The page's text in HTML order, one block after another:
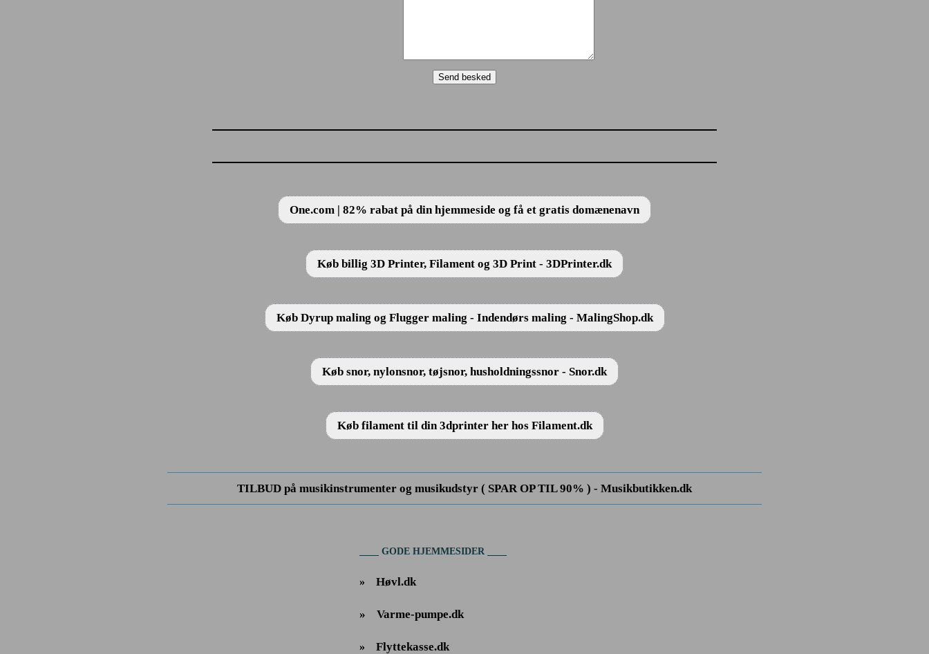
One.com | 82% rabat på din hjemmeside og få et gratis domænenavn
Køb billig 3D Printer, Filament og 3D Print - 3DPrinter.dk
Køb Dyrup maling og Flugger maling - Indendørs maling - MalingShop.dk
Køb snor, nylonsnor, tøjsnor, husholdningssnor - Snor.dk
Køb filament til din 3dprinter her hos Filament.dk
TILBUD på musikinstrumenter og musikudstyr ( SPAR OP TIL 90% ) - Musikbutikken.dk
GODE HJEMMESIDER
» Høvl.dk
» Varme-pumpe.dk
» Flyttekasse.dk